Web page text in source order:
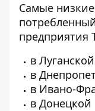
Самые низкие
предприятия
в
в
в Ивано-
в Донецкой